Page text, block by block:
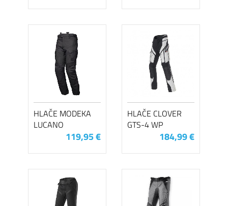
HLAČE MODEKA
LUCANO
119,95 €
HLAČE CLOVER
GTS-4 WP
184,99 €